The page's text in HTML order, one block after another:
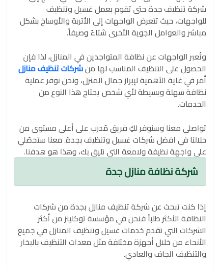
شركة تنظيف جدة حتى تقوم بعمل غسيل وتنظيف
للواجهات، حيث تتعرض الواجهات إلى الأتربة والأوساخ بشكل
مباشر والعوامل الجوية الأخرى شتاءً وصيفاً.
وتُعبر الواجهات عن نظافة المتواجدين في المنازل، لذا فإن
الحصول على التنظيف المناسب لها منشركات تنظيف منازل
أمر في غاية الأهمية لإبراز جمال المنزل، ونحن نوفر عملية
نظافة سهلة وبسيطة لأي شخص يحتاج هذا النوع من
الخدمات.
تواصلي معنا وسنوفر لكِ فريق مُدرب على أعلى مستوى من
خلالنا في افضل شركات غسيل وتنظيف بجدة. معنا ستحصُلي
على واجهة نظيفة ولامعة التي تليق بك، وهذا هو هدفنا.
شركة نظافة منازل جدة
إذا كنت تبحث عن شركة تنظيف منازل بجدة من شركات
النظافة الأكثر طلباً فنحن في مؤسسة توكلينز من أكثر
الشركات التي تقدم خدمات غسيل وتنظيف المنازل في جميع
الأنحاء من خلال أجهزة مختلفة مثل معدات التنظيف بالبخار
والتنظيف الجاف والعادي.